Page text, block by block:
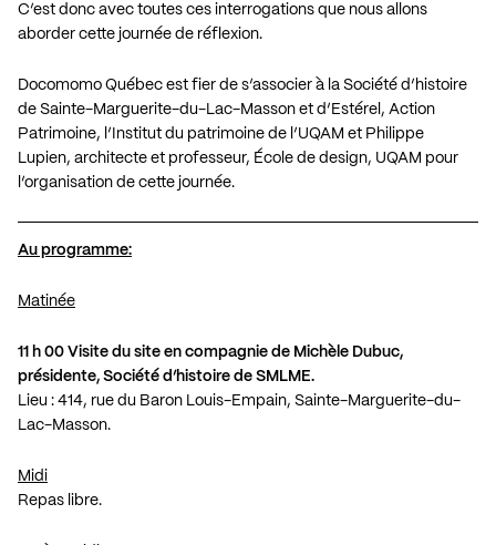
C’est donc avec toutes ces interrogations que nous allons
aborder cette journée de réflexion.
Docomomo Québec est fier de s’associer à la Société d’histoire
de Sainte-Marguerite-du-Lac-Masson et d’Estérel, Action
Patrimoine, l’Institut du patrimoine de l’UQAM et Philippe
Lupien, architecte et professeur, École de design, UQAM pour
l’organisation de cette journée.
Au programme:
Matinée
11 h 00 Visite du site en compagnie de Michèle Dubuc,
présidente, Société d’histoire de SMLME.
Lieu : 414, rue du Baron Louis-Empain, Sainte-Marguerite-du-
Lac-Masson.
Midi
Repas libre.